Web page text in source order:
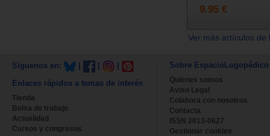
9.95 €
Ver más artículos
Síguenos en:
Enlaces rápidos a temas de interés
Tienda
Bolsa de trabajo
Actualidad
Cursos y congresos
Sobre EspacioLogopédico
Quienes somos
Aviso Legal
Colabora con nosotros
Contacta
ISSN 2013-0627
Gestionar cookies